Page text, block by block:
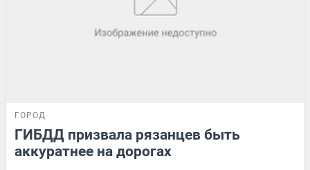
ГОРОД
ГИБДД призвала рязанцев быть
аккуратнее на дорогах